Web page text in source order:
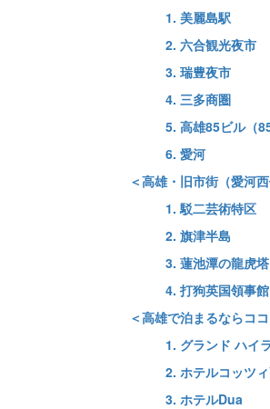
1. 美麗島駅
2. 六合観光夜市
3. 瑞豊夜市
4. 三多商圏
5. 高雄85ビル（
6. 愛河
＜高雄・旧市街（愛河
1. 駁二芸術特区
2. 旗津半島
3. 蓮池潭の龍虎塔
4. 打狗英国領事館
＜高雄で泊まるならコ
1. グランド ハイ
2. ホテルコッツ
3. ホテルDua